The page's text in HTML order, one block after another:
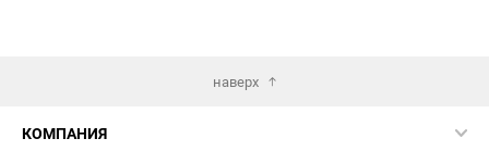
наверх
КОМПАНИЯ